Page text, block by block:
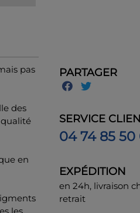
pas
des
en
les
PARTAGER
SERVICE
04 74 85 50
EXPÉDITION
en 24h, livraison
retrait